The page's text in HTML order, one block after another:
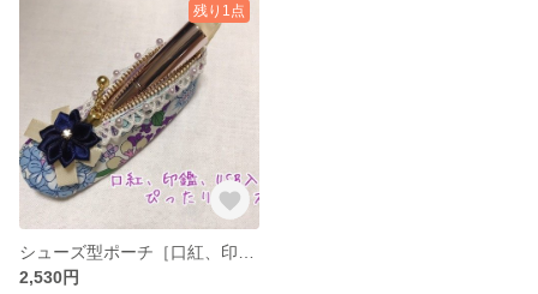
残り1点
2,530円